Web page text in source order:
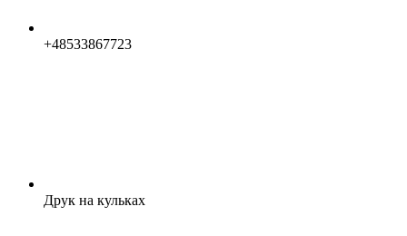
+48533867723
Друк на кульках